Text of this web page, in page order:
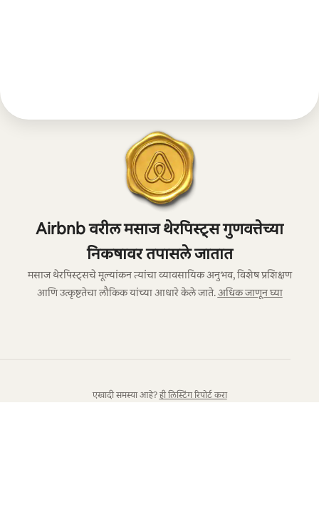
Airbnb वरील मसाज थेरपिस्ट्स गुणवत्तेच्या
निकषावर तपासले जातात
मसाज थेरपिस्ट्सचे मूल्यांकन त्यांचा व्यावसायिक अनुभव, विशेष प्रशिक्षण
आणि उत्कृष्टतेचा लौकिक यांच्या आधारे केले जाते.अधिक जाणून घ्या
एखादी समस्या आहे? ही लिस्टिंग रिपोर्ट करा